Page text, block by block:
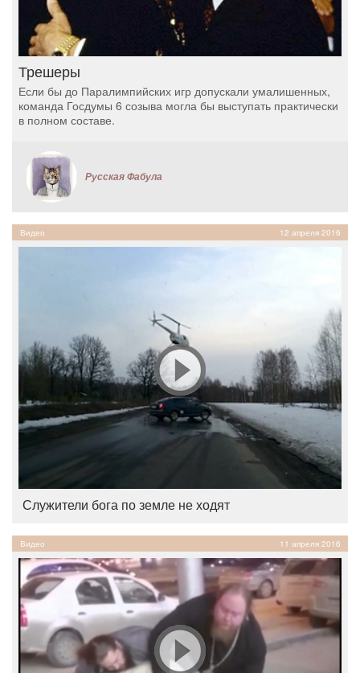
Трешеры
Если бы до Паралимпийских игр допускали умалишенных,
команда Госдумы 6 созыва могла бы выступать практически
в полном составе.
Русская Фабула
Видео 12 апреля 2016
Служители бога по земле не ходят
Видео 11 апреля 2016